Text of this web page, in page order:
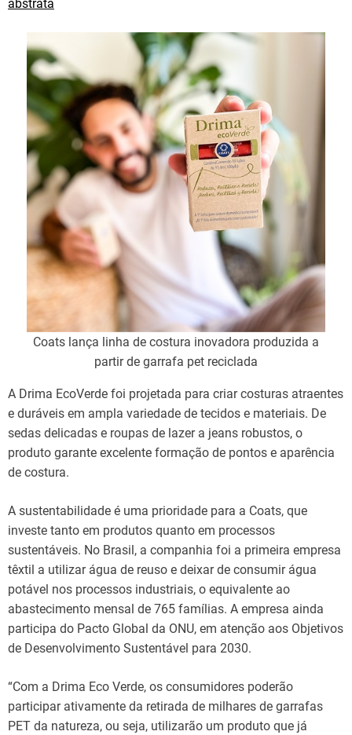
abstrata
Coats lança linha de costura inovadora produzida a
partir de garrafa pet reciclada
A Drima EcoVerde foi projetada para criar costuras atraentes
e duráveis em ampla variedade de tecidos e materiais. De
sedas delicadas e roupas de lazer a jeans robustos, o
produto garante excelente formação de pontos e aparência
de costura.
A sustentabilidade é uma prioridade para a Coats, que
investe tanto em produtos quanto em processos
sustentáveis. No Brasil, a companhia foi a primeira empresa
têxtil a utilizar água de reuso e deixar de consumir água
potável nos processos industriais, o equivalente ao
abastecimento mensal de 765 famílias. A empresa ainda
participa do Pacto Global da ONU, em atenção aos Objetivos
de Desenvolvimento Sustentável para 2030.
“Com a Drima Eco Verde, os consumidores poderão
participar ativamente da retirada de milhares de garrafas
PET da natureza, ou seja, utilizarão um produto que já